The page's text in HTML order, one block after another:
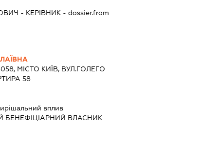
- КЕРІВНИК - dossier.from
МІСТО КИЇВ, ВУЛ.ГОЛЕГО
58
вплив
БЕНЕФІЦІАРНИЙ ВЛАСНИК